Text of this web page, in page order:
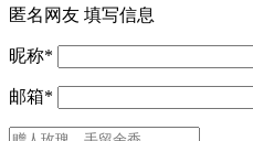
匿名网友 填写信息
昵称*
邮箱*